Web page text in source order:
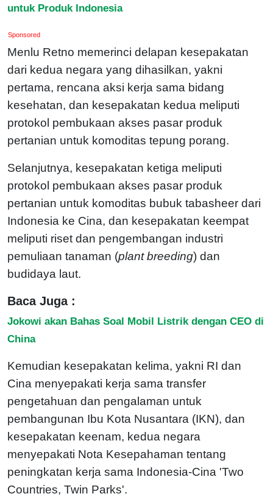
untuk Produk Indonesia
Sponsored
Menlu Retno memerinci delapan kesepakatan
dari kedua negara yang dihasilkan, yakni
pertama, rencana aksi kerja sama bidang
kesehatan, dan kesepakatan kedua meliputi
protokol pembukaan akses pasar produk
pertanian untuk komoditas tepung porang.
Selanjutnya, kesepakatan ketiga meliputi
protokol pembukaan akses pasar produk
pertanian untuk komoditas bubuk tabasheer dari
Indonesia ke Cina, dan kesepakatan keempat
meliputi riset dan pengembangan industri
pemuliaan tanaman (plant breeding) dan
budidaya laut.
Baca Juga :
Jokowi akan Bahas Soal Mobil Listrik dengan CEO di
China
Kemudian kesepakatan kelima, yakni RI dan
Cina menyepakati kerja sama transfer
pengetahuan dan pengalaman untuk
pembangunan Ibu Kota Nusantara (IKN), dan
kesepakatan keenam, kedua negara
menyepakati Nota Kesepahaman tentang
peningkatan kerja sama Indonesia-Cina 'Two
Countries, Twin Parks'.